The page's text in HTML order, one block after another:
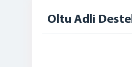
Oltu Adli